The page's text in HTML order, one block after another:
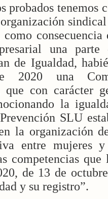
probados tenemos
consecuencia
una
de Igualdad,
2020 una
que con carácter
la
SLU
la organización
entre mujeres
competencias
de 13 de
y su registro”.